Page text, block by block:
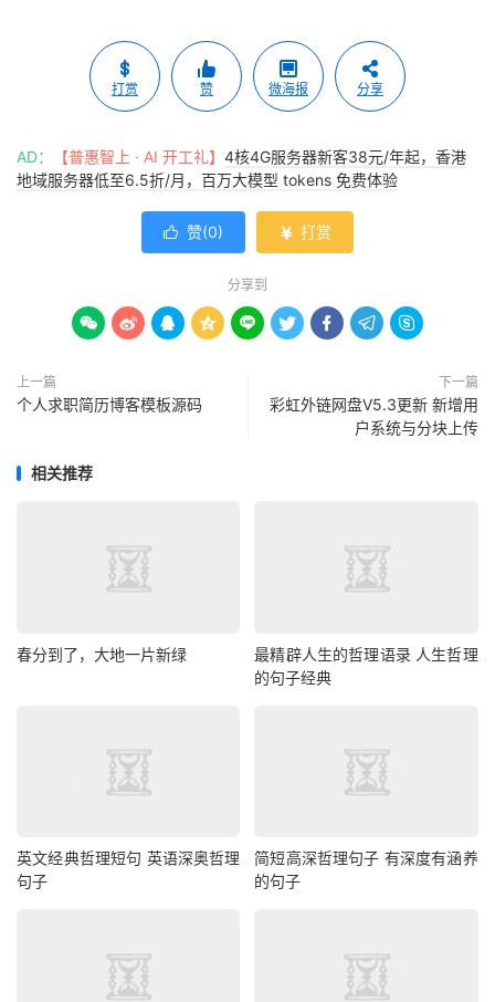
打赏 赞 微海报 分享
AD： 【普惠智上 · AI 开工礼】 4核4G服务器新客38元/年起，香港
地域服务器低至6.5折/月，百万大模型 tokens 免费体验
 赞(0)  打赏
分享到
        
上一篇
个人求职简历博客模板源码
下一篇
彩虹外链网盘V5.3更新 新增用
户系统与分块上传
相关推荐
春分到了，大地一片新绿
最精辟人生的哲理语录 人生哲理
的句子经典
英文经典哲理短句 英语深奥哲理
句子
简短高深哲理句子 有深度有涵养
的句子